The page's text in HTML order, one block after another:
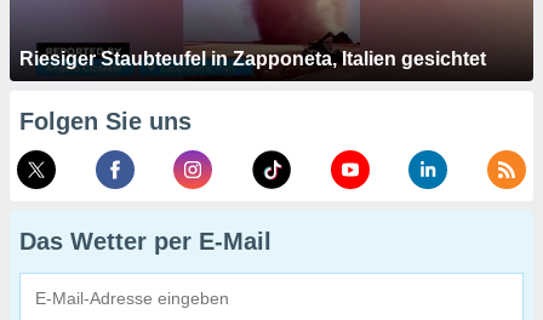
Riesiger Staubteufel in Zapponeta, Italien gesichtet
Folgen Sie uns
Das Wetter per E-Mail